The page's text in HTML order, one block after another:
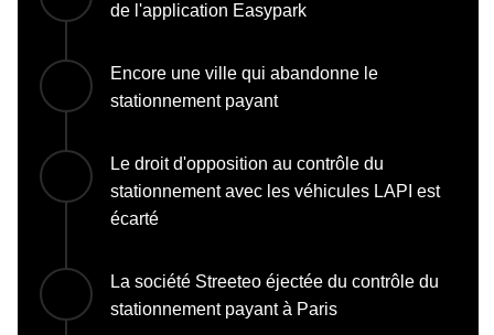
de l'application Easypark
Encore une ville qui abandonne le
stationnement payant
Le droit d'opposition au contrôle du
stationnement avec les véhicules LAPI est
écarté
La société Streeteo éjectée du contrôle du
stationnement payant à Paris